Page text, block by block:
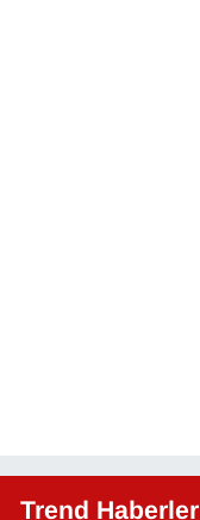
Trend Haberler